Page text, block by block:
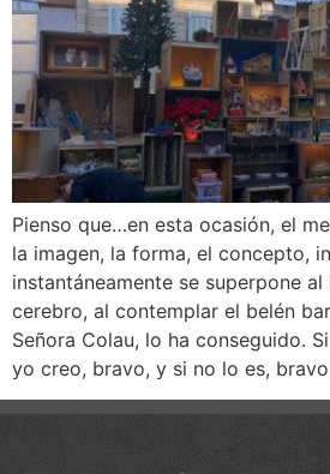
Pienso que…en esta ocasión, el
la imagen, la forma, el concepto,
instantáneamente se superpone
cerebro, al contemplar el belén
Señora Colau, lo ha conseguido.
yo creo, bravo, y si no lo es,